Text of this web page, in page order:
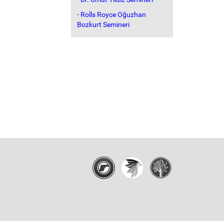
- Rolls Royce Oğuzhan
Bozkurt Semineri